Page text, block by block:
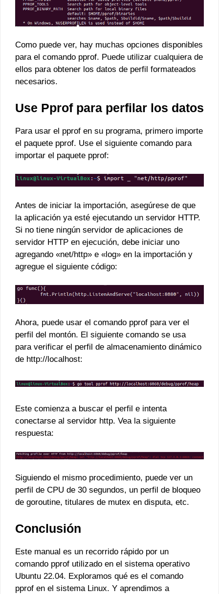
Como puede ver, hay muchas opciones disponibles
para el comando pprof. Puede utilizar cualquiera de
ellos para obtener los datos de perfil formateados
necesarios.
Use Pprof para perfilar los datos
Para usar el pprof en su programa, primero importe
el paquete pprof. Use el siguiente comando para
importar el paquete pprof:
Antes de iniciar la importación, asegúrese de que
la aplicación ya esté ejecutando un servidor HTTP.
Si no tiene ningún servidor de aplicaciones de
servidor HTTP en ejecución, debe iniciar uno
agregando «net/http» e «log» en la importación y
agregue el siguiente código:
Ahora, puede usar el comando pprof para ver el
perfil del montón. El siguiente comando se usa
para verificar el perfil de almacenamiento dinámico
de http://localhost:
Este comienza a buscar el perfil e intenta
conectarse al servidor http. Vea la siguiente
respuesta:
Siguiendo el mismo procedimiento, puede ver un
perfil de CPU de 30 segundos, un perfil de bloqueo
de goroutine, titulares de mutex en disputa, etc.
Conclusión
Este manual es un recorrido rápido por un
comando pprof utilizado en el sistema operativo
Ubuntu 22.04. Exploramos qué es el comando
pprof en el sistema Linux. Y aprendimos a